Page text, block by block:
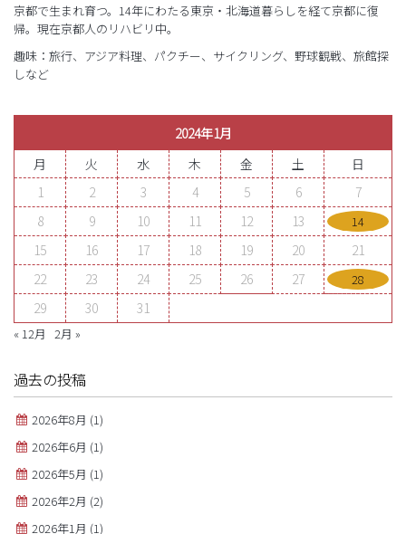
京都で生まれ育つ。14年にわたる東京・北海道暮らしを経て京都に復
帰。現在京都人のリハビリ中。
趣味：旅行、アジア料理、パクチー、サイクリング、野球観戦、旅館探
しなど
2024年1月
月
火 水 木 金 土
日
1
2 3 4 5 6
7
8
9 10 11 12 13 14
15 16 17 18 19 20
21
22
23 24 25 26 27 28
29 30 31
« 12月 2月 »
過去の投稿
2026年8月 (1)
2026年6月 (1)
2026年5月 (1)
2026年2月 (2)
2026年1月 (1)